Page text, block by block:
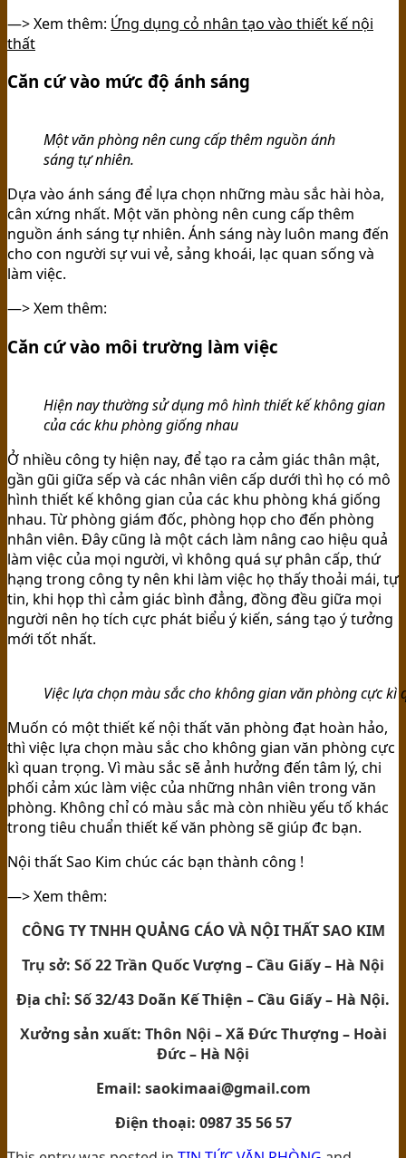
—> Xem thêm: Ứng dụng cỏ nhân tạo vào thiết kế nội
thất
Căn cứ vào mức độ ánh sáng
Một văn phòng nên cung cấp thêm nguồn ánh
sáng tự nhiên.
Dựa vào ánh sáng để lựa chọn những màu sắc hài hòa,
cân xứng nhất. Một văn phòng nên cung cấp thêm
nguồn ánh sáng tự nhiên. Ánh sáng này luôn mang đến
cho con người sự vui vẻ, sảng khoái, lạc quan sống và
làm việc.
—> Xem thêm:
Căn cứ vào môi trường làm việc
Hiện nay thường sử dụng mô hình thiết kế không gian
của các khu phòng giống nhau
Ở nhiều công ty hiện nay, để tạo ra cảm giác thân mật,
gần gũi giữa sếp và các nhân viên cấp dưới thì họ có mô
hình thiết kế không gian của các khu phòng khá giống
nhau. Từ phòng giám đốc, phòng họp cho đến phòng
nhân viên. Đây cũng là một cách làm nâng cao hiệu quả
làm việc của mọi người, vì không quá sự phân cấp, thứ
hạng trong công ty nên khi làm việc họ thấy thoải mái, tự
tin, khi họp thì cảm giác bình đẳng, đồng đều giữa mọi
người nên họ tích cực phát biểu ý kiến, sáng tạo ý tưởng
mới tốt nhất.
Việc lựa chọn màu sắc cho không gian văn phòng cực kì
Muốn có một thiết kế nội thất văn phòng đạt hoàn hảo,
thì việc lựa chọn màu sắc cho không gian văn phòng cực
kì quan trọng. Vì màu sắc sẽ ảnh hưởng đến tâm lý, chi
phối cảm xúc làm việc của những nhân viên trong văn
phòng. Không chỉ có màu sắc mà còn nhiều yếu tố khác
trong tiêu chuẩn thiết kế văn phòng sẽ giúp đc bạn.
Nội thất Sao Kim chúc các bạn thành công !
—> Xem thêm:
CÔNG TY TNHH QUẢNG CÁO VÀ NỘI THẤT SAO KIM
Trụ sở: Số 22 Trần Quốc Vượng – Cầu Giấy – Hà Nội
Địa chỉ: Số 32/43 Doãn Kế Thiện – Cầu Giấy – Hà Nội.
Xưởng sản xuất: Thôn Nội – Xã Đức Thượng – Hoài
Đức – Hà Nội
Email: saokimaai@gmail.com
Điện thoại: 0987 35 56 57